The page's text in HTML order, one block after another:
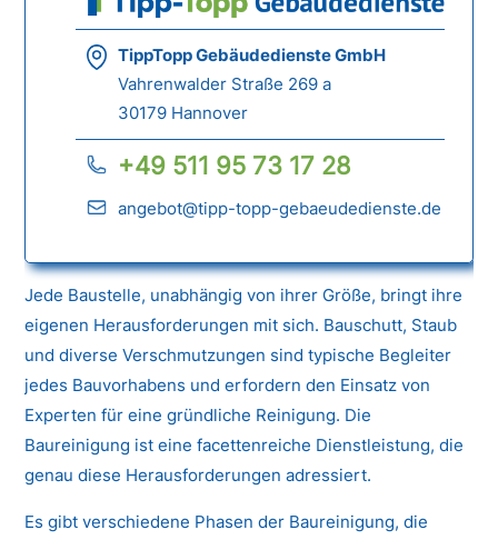
TippTopp Gebäudedienste GmbH
Vahrenwalder Straße 269 a
30179 Hannover
+49 511 95 73 17 28
angebot@tipp-topp-gebaeudedienste.de
Jede Baustelle, unabhängig von ihrer Größe, bringt ihre
eigenen Herausforderungen mit sich. Bauschutt, Staub
und diverse Verschmutzungen sind typische Begleiter
jedes Bauvorhabens und erfordern den Einsatz von
Experten für eine gründliche Reinigung. Die
Baureinigung ist eine facettenreiche Dienstleistung, die
genau diese Herausforderungen adressiert.
Es gibt verschiedene Phasen der Baureinigung, die